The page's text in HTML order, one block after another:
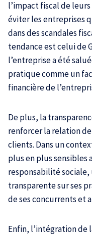
l’impact fiscal de
éviter les entreprises
dans des scandales
tendance est celui de
l’entreprise a été
pratique comme un
financière de
De plus, la
renforcer la relation
clients. Dans un
plus en plus sensibles
responsabilité
transparente sur ses
de ses concurrents et
Enfin, l’intégration de